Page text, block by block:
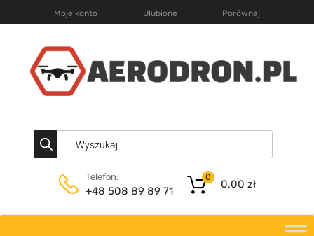
Moje konto Ulubione Porównaj
Telefon:
+48 508 89 89 71
0,00 zł
0